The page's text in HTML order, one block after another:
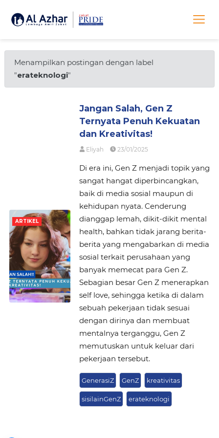
Menampilkan postingan dengan label
"erateknologi"
ARTIKEL
Jangan Salah, Gen Z
Ternyata Penuh Kekuatan
dan Kreativitas!
Eliyah 23/01/2025
Di era ini, Gen Z menjadi topik yang
sangat hangat diperbincangkan,
baik di media sosial maupun di
kehidupan nyata. Cenderung
dianggap lemah, dikit-dikit mental
health, bahkan tidak jarang berita-
berita yang mengabarkan di media
sosial terkait perusahaan yang
banyak memecat para Gen Z.
Sebagian besar Gen Z menerapkan
self love, sehingga ketika di dalam
sebuah pekerjaan tidak sesuai
dengan dirinya dan membuat
mentalnya terganggu, Gen Z
memutuskan untuk keluar dari
pekerjaan tersebut.
GenerasiZ GenZ kreativitas
sisilainGenZ erateknologi